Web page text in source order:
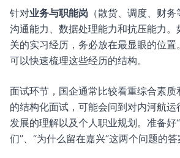
针对业务与职能岗 （散货、调度、财
沟通能力、数据处理能力和抗压能力。
关的实习经历，务必放在最显眼的位置
可以快速梳理这些经历的结构。
面试环节，国企通常比较看重综合素
的结构化面试，可能会问到对内河航
发展的理解以及个人职业规划。准备好
们”、“为什么留在嘉兴”这两个问题的答